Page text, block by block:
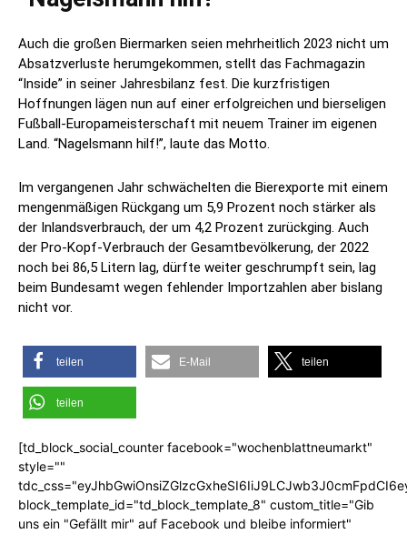
Auch die großen Biermarken seien mehrheitlich 2023 nicht um
Absatzverluste herumgekommen, stellt das Fachmagazin
“Inside” in seiner Jahresbilanz fest. Die kurzfristigen
Hoffnungen lägen nun auf einer erfolgreichen und bierseligen
Fußball-Europameisterschaft mit neuem Trainer im eigenen
Land. “Nagelsmann hilf!”, laute das Motto.
Im vergangenen Jahr schwächelten die Bierexporte mit einem
mengenmäßigen Rückgang um 5,9 Prozent noch stärker als
der Inlandsverbrauch, der um 4,2 Prozent zurückging. Auch
der Pro-Kopf-Verbrauch der Gesamtbevölkerung, der 2022
noch bei 86,5 Litern lag, dürfte weiter geschrumpft sein, lag
beim Bundesamt wegen fehlender Importzahlen aber bislang
nicht vor.
teilen E-Mail teilen
teilen
[td_block_social_counter facebook="wochenblattneumarkt"
style=""
block_template_id="td_block_template_8" custom_title="Gib
uns ein "Gefällt mir" auf Facebook und bleibe informiert"